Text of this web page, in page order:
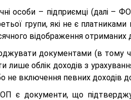
особи – підприємці (далі –
групи, які не є
відображення отриманих
документами (в тому
лише облік доходів з
включення певних доходів
є документи, що